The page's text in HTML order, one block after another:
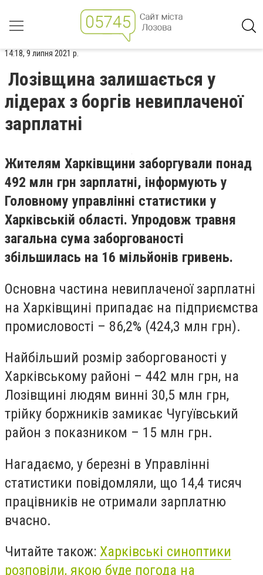
14:18, 9 липня 2021 р.
Лозівщина залишається у
лідерах з боргів невиплаченої
зарплатні
Жителям Харківщини заборгували понад
492 млн грн зарплатні, інформують у
Головному управлінні статистики у
Харківській області. Упродовж травня
загальна сума заборгованості
збільшилась на 16 мільйонів гривень.
Основна частина невиплаченої зарплатні
на Харківщині припадає на підприємства
промисловості – 86,2% (424,3 млн грн).
Найбільший розмір заборгованості у
Харківському районі – 442 млн грн, на
Лозівщині людям винні 30,5 млн грн,
трійку боржників замикає Чугуївський
район з показником – 15 млн грн.
Нагадаємо, у березні в Управлінні
статистики повідомляли, що 14,4 тисяч
працівників не отримали зарплатню
вчасно.
Читайте також: Харківські синоптики
розповіли, якою буде погода на